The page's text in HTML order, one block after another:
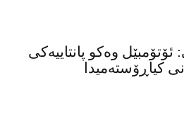
کیاڕۆستەمیدا